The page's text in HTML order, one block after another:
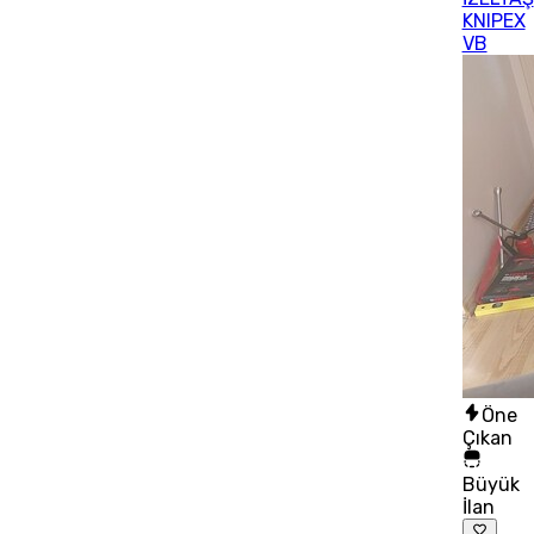
KNIPEX
VB
Öne
Çıkan
Büyük
İlan